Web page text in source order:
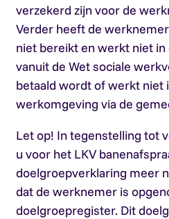
verzekerd zijn voor de
Verder heeft de
niet bereikt en werkt niet
vanuit de Wet sociale
betaald wordt of werkt niet
werkomgeving via de
Let op! In tegenstelling tot
u voor het LKV
doelgroepverklaring meer
dat de werknemer is
doelgroepregister. Dit